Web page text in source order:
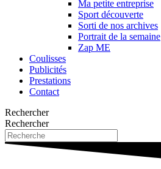
Ma petite entreprise
Sport découverte
Sorti de nos archives
Portrait de la semaine
Zap ME
Coulisses
Publicités
Prestations
Contact
Rechercher
Rechercher